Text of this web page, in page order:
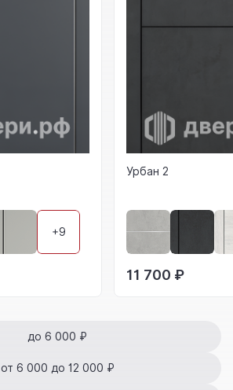
+9
Урбан 2
11 700 ₽
до 6 000 ₽
от 6 000 до 12 000 ₽